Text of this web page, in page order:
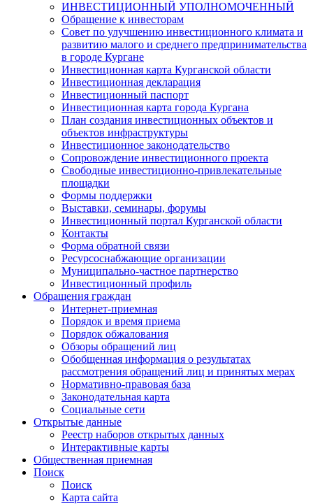
ИНВЕСТИЦИОННЫЙ УПОЛНОМОЧЕННЫЙ
Обращение к инвесторам
Совет по улучшению инвестиционного климата и
развитию малого и среднего предпринимательства
в городе Кургане
Инвестиционная карта Курганской области
Инвестиционная декларация
Инвестиционный паспорт
Инвестиционная карта города Кургана
План создания инвестиционных объектов и
объектов инфраструктуры
Инвестиционное законодательство
Сопровождение инвестиционного проекта
Свободные инвестиционно-привлекательные
площадки
Формы поддержки
Выставки, семинары, форумы
Инвестиционный портал Курганской области
Контакты
Форма обратной связи
Ресурсоснабжающие организации
Муниципально-частное партнерство
Инвестиционный профиль
Обращения граждан
Интернет-приемная
Порядок и время приема
Порядок обжалования
Обзоры обращений лиц
Обобщенная информация о результатах
рассмотрения обращений лиц и принятых мерах
Нормативно-правовая база
Законодательная карта
Социальные сети
Открытые данные
Реестр наборов открытых данных
Интерактивные карты
Общественная приемная
Поиск
Поиск
Карта сайта